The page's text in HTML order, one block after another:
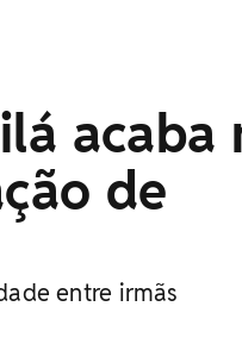
acaba
de
entre irmãs